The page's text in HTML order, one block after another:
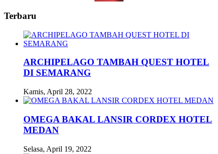
Terbaru
ARCHIPELAGO TAMBAH QUEST HOTEL
DI SEMARANG
Kamis, April 28, 2022
OMEGA BAKAL LANSIR CORDEX HOTEL
MEDAN
Selasa, April 19, 2022